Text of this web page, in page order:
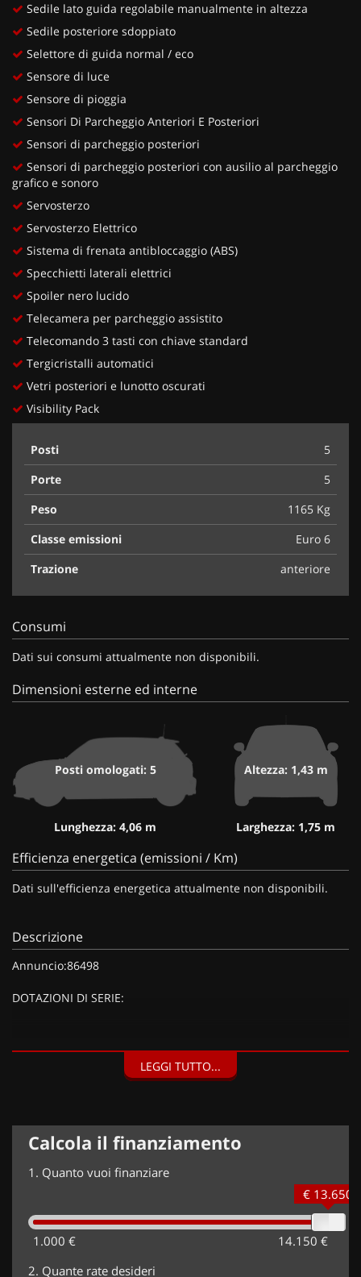
Sedile lato guida regolabile manualmente in altezza
Sedile posteriore sdoppiato
Selettore di guida normal / eco
Sensore di luce
Sensore di pioggia
Sensori Di Parcheggio Anteriori E Posteriori
Sensori di parcheggio posteriori
Sensori di parcheggio posteriori con ausilio al parcheggio
grafico e sonoro
Servosterzo
Servosterzo Elettrico
Sistema di frenata antibloccaggio (ABS)
Specchietti laterali elettrici
Spoiler nero lucido
Telecamera per parcheggio assistito
Telecomando 3 tasti con chiave standard
Tergicristalli automatici
Vetri posteriori e lunotto oscurati
Visibility Pack
Posti
5
Porte
5
Peso
1165 Kg
Classe emissioni
Euro 6
Trazione
anteriore
Consumi
Dati sui consumi attualmente non disponibili.
Dimensioni esterne ed interne
Posti omologati: 5
Lunghezza: 4,06 m
Altezza: 1,43 m
Larghezza: 1,75 m
Efficienza energetica (emissioni / Km)
Dati sull'efficienza energetica attualmente non disponibili.
Descrizione
Annuncio:86498
DOTAZIONI DI SERIE:
Kit riparazione pneumatici (Compressore da 12 V) (20 EUR),
LEGGI TUTTO...
Calcola il finanziamento
1. Quanto vuoi finanziare
1.000 € 14.150 €
€ 13.650
2. Quante rate desideri